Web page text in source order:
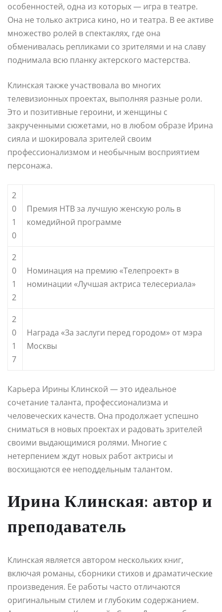
особенностей, одна из которых — игра в театре.
Она не только актриса кино, но и театра. В ее активе
множество ролей в спектаклях, где она
обменивалась репликами со зрителями и на славу
поднимала всю планку актерского мастерства.
Клинская также участвовала во многих
телевизионных проектах, выполняя разные роли.
Это и позитивные героини, и женщины с
закрученными сюжетами, но в любом образе Ирина
сияла и шокировала зрителей своим
профессионализмом и необычным восприятием
персонажа.
2
0
1
0
Премия НТВ за лучшую женскую роль в
комедийной программе
2
0
1
2
Номинация на премию «Телепроект» в
номинации «Лучшая актриса телесериала»
2
0
1
7
Награда «За заслуги перед городом» от мэра
Москвы
Карьера Ирины Клинской — это идеальное
сочетание таланта, профессионализма и
человеческих качеств. Она продолжает успешно
сниматься в новых проектах и радовать зрителей
своими выдающимися ролями. Многие с
нетерпением ждут новых работ актрисы и
восхищаются ее неподдельным талантом.
Ирина Клинская: автор и
преподаватель
Клинская является автором нескольких книг,
включая романы, сборники стихов и драматические
произведения. Ее работы часто отличаются
оригинальным стилем и глубоким содержанием.